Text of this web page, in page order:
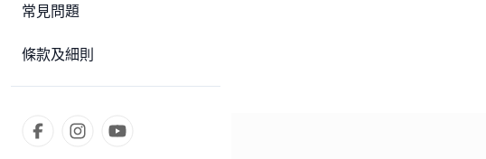
常見問題
條款及細則